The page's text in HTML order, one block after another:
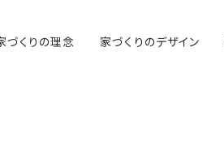
づくりの理念 家づくりのデザイン